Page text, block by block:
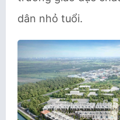
dân nhỏ tuổi.